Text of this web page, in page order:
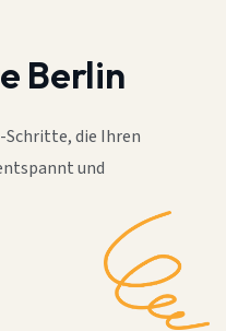
Berlin
Schritte, die Ihren
und